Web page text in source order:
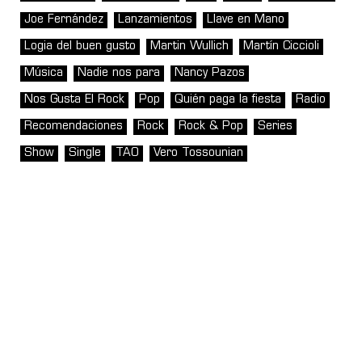
Joe Fernández Lanzamientos Llave en Mano
Logia del buen gusto Martin Wullich Martín Ciccioli
Música Nadie nos para Nancy Pazos
Nos Gusta El Rock Pop Quién paga la fiesta Radio
Recomendaciones Rock Rock & Pop Series
Show Single TAO Vero Tossounian